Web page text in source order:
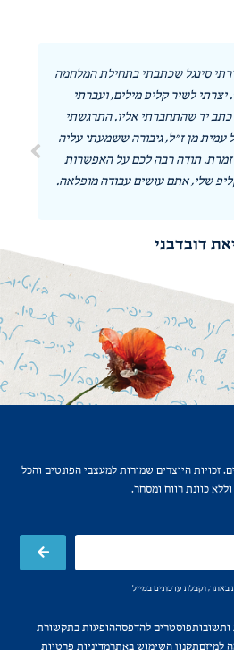
תודה לכל השותפים במיזם
זכויות היוצרים שמורות למעצבי הפונטים והכל
כוונת רווח ומסחר.
ותשובותפוסטרים להדפסההופעות בתקשורת
באתר, וקבלת עדכונים במייל